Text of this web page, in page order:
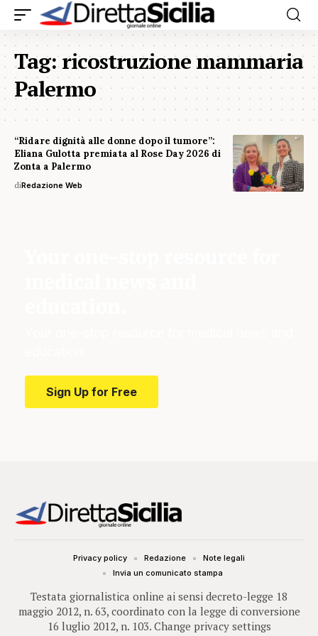
Tag:ricostruzione mammaria
Palermo
“Ridare dignità alle donne dopo il tumore”:
Eliana Gulotta premiata al Rose Day 2026 di
Zonta a Palermo
diRedazione Web
Sign Up for Free
Testata giornalistica online ai sensi decreto-legge 18
maggio 2012, n. 63, coordinato con la legge di conversione
16 luglio 2012, n. 103. Change privacy settings
Privacy policy Redazione
Note legali
Invia un comunicato stampa